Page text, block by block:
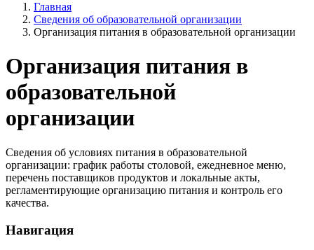
Главная
Сведения об образовательной организации
Организация питания в образовательной организации
Организация питания в
образовательной
организации
Сведения об условиях питания в образовательной
организации: график работы столовой, ежедневное меню,
перечень поставщиков продуктов и локальные акты,
регламентирующие организацию питания и контроль его
качества.
Навигация